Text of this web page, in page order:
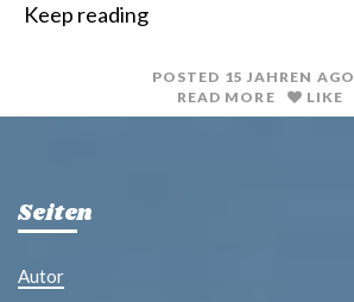
n
i
Keep reading
POSTED 15 JAHREN AGO
READ MORE
LIKE
Seiten
Autor